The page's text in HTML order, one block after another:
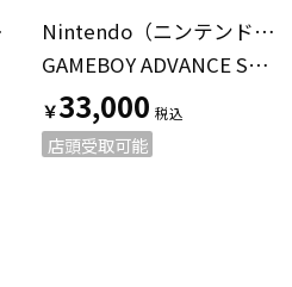
Nintendo（ニンテンドー）
GAMEBOY ADVANCE SP AGS-S-ZBA アズライトブルー
￥33,000
店頭受取可能